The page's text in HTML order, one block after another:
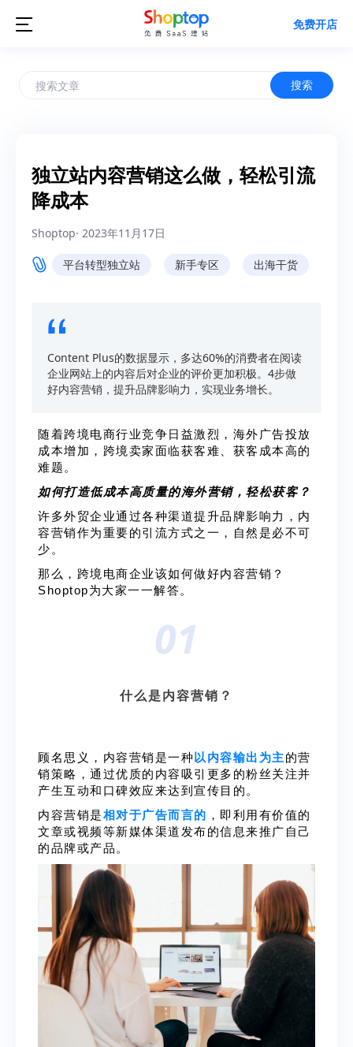
 免费开店
搜索
独立站内容营销这么做，轻松引流
降成本
Shoptop· 2023年11月17日
平台转型独立站 新手专区 出海干货
Content Plus的数据显示，多达60%的消费者在阅读
企业网站上的内容后对企业的评价更加积极。4步做
好内容营销，提升品牌影响力，实现业务增长。
随着跨境电商行业竞争日益激烈，海外广告投放
成本增加，跨境卖家面临获客难、获客成本高的
难题。
如何打造低成本高质量的海外营销，轻松获客？
许多外贸企业通过各种渠道提升品牌影响力，内
容营销作为重要的引流方式之一，自然是必不可
少。
那么，跨境电商企业该如何做好内容营销？
Shoptop为大家一一解答。
01
什么是内容营销？
顾名思义，内容营销是一种 以内容输出为主的营
销策略，通过优质的内容吸引更多的粉丝关注并
产生互动和口碑效应来达到宣传目的。
内容营销是相对于广告而言的 ，即利用有价值的
文章或视频等新媒体渠道发布的信息来推广自己
的品牌或产品。